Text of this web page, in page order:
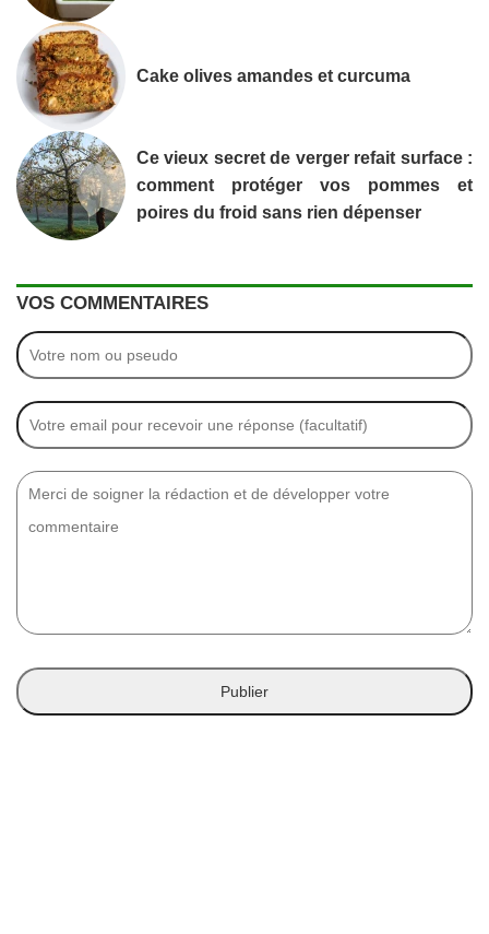
Cake olives amandes et curcuma
Ce vieux secret de verger refait surface :
comment protéger vos pommes et
poires du froid sans rien dépenser
VOS COMMENTAIRES